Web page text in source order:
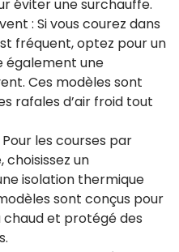
éviter une surchauffe.
: Si vous courez dans
fréquent, optez pour un
également une
Ces modèles sont
rafales d’air froid tout
les courses par
un
isolation thermique
sont conçus pour
et protégé des